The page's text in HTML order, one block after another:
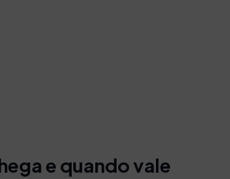
e quando vale